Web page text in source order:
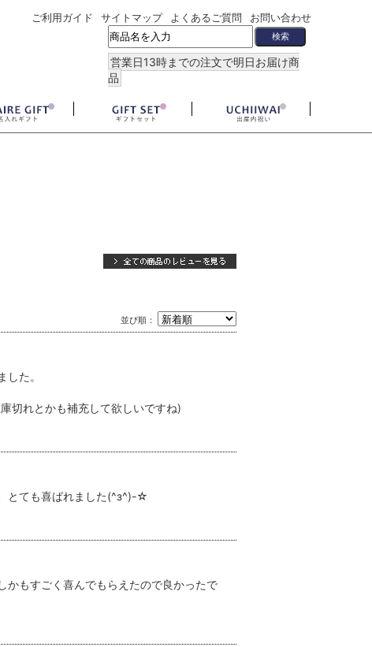
ご利用ガイド サイトマップ よくあるご質問 お問い合わせ
営業日13時までの注文で明日お届け商
品
並び順：
た。
切れとかも補充して欲しいですね)
とても喜ばれました(^з^)-☆
かもすごく喜んでもらえたので良かったで